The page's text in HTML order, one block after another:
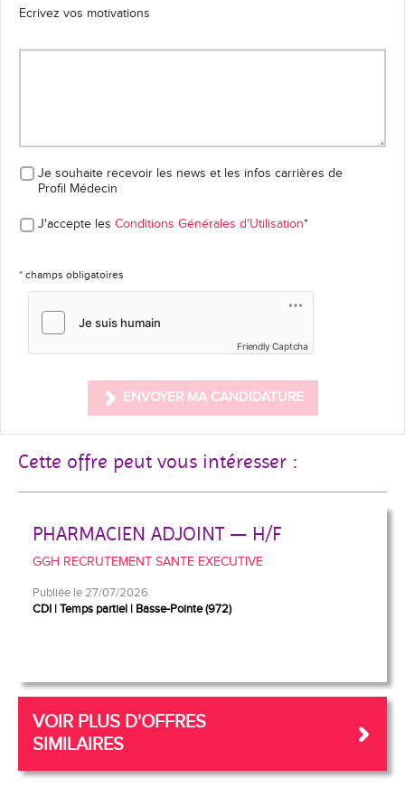
Ecrivez vos motivations
Je souhaite recevoir les news et les infos carrières de
Profil Médecin
J'accepte les Conditions Générales d'Utilisation*
* champs obligatoires
Friendly Captcha
ENVOYER MA CANDIDATURE
Cette offre peut vous intéresser :
PHARMACIEN ADJOINT — H/F
GGH RECRUTEMENT SANTE EXECUTIVE
Publiée le 27/07/2026
CDI Temps partiel Basse-Pointe (972)
VOIR PLUS D'OFFRES
SIMILAIRES